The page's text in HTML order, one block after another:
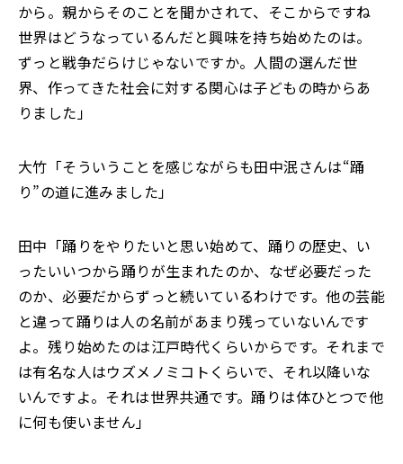
から。親からそのことを聞かされて、そこからですね
世界はどうなっているんだと興味を持ち始めたのは。
ずっと戦争だらけじゃないですか。人間の選んだ世
界、作ってきた社会に対する関心は子どもの時からあ
りました」
大竹「そういうことを感じながらも田中泯さんは“踊
り”の道に進みました」
田中「踊りをやりたいと思い始めて、踊りの歴史、い
ったいいつから踊りが生まれたのか、なぜ必要だった
のか、必要だからずっと続いているわけです。他の芸能
と違って踊りは人の名前があまり残っていないんです
よ。残り始めたのは江戸時代くらいからです。それまで
は有名な人はウズメノミコトくらいで、それ以降いな
いんですよ。それは世界共通です。踊りは体ひとつで他
に何も使いません」